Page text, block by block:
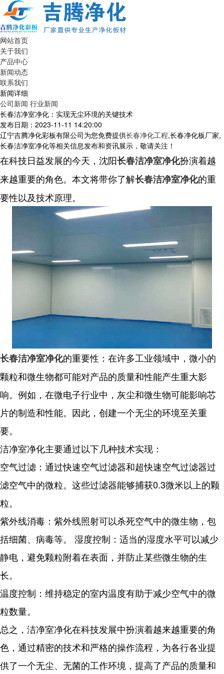
网站首页
关于我们
产品中心
新闻动态
联系我们
新闻详细
公司新闻 行业新闻
长春洁净室净化：实现无尘环境的关键技术
发布日期：2023-11-11 14:20:00
辽宁吉腾净化彩板有限公司为您免费提供长春净化工程,长春净化板厂家,
长春洁净室净化等相关信息发布和资讯展示，敬请关注！
在科技日益发展的今天，沈阳长春洁净室净化扮演着越
来越重要的角色。本文将带你了解长春洁净室净化的重
要性以及技术原理。
长春洁净室净化的重要性：在许多工业领域中，微小的
颗粒和微生物都可能对产品的质量和性能产生重大影
响。例如，在微电子行业中，灰尘和微生物可能影响芯
片的制造和性能。因此，创建一个无尘的环境至关重
要。
洁净室净化主要通过以下几种技术实现：
空气过滤：通过快速空气过滤器和超快速空气过滤器过
滤空气中的微粒。这些过滤器能够捕获0.3微米以上的颗
粒。
紫外线消毒：紫外线照射可以杀死空气中的微生物，包
括细菌、病毒等。 湿度控制：适当的湿度水平可以减少
静电，避免颗粒附着在表面，并防止某些微生物的生
长。
温度控制：维持稳定的室内温度有助于减少空气中的微
粒数量。
总之，洁净室净化在科技发展中扮演着越来越重要的角
色，通过精密的技术和严格的操作流程，为各行各业提
供了一个无尘、无菌的工作环境，提高了产品的质量和